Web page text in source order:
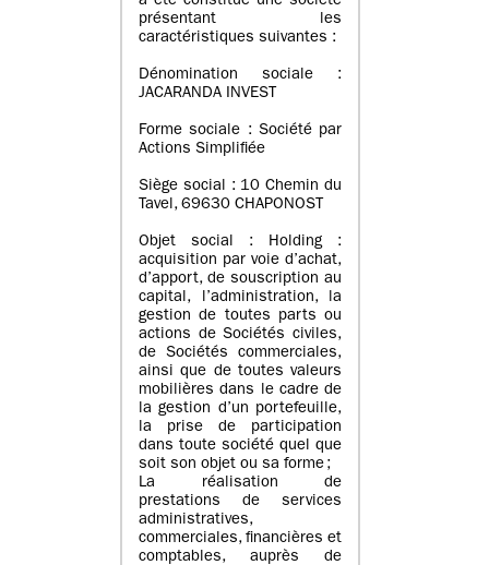
présentant les
caractéristiques suivantes :
Dénomination sociale :
JACARANDA INVEST
Forme sociale : Société par
Actions Simplifiée
Siège social : 10 Chemin du
Tavel, 69630 CHAPONOST
Objet social : Holding :
acquisition par voie d’achat,
d’apport, de souscription au
capital, l’administration, la
gestion de toutes parts ou
actions de Sociétés civiles,
de Sociétés commerciales,
ainsi que de toutes valeurs
mobilières dans le cadre de
la gestion d’un portefeuille,
la prise de participation
dans toute société quel que
soit son objet ou sa forme ;
La réalisation de
prestations de services
administratives,
commerciales, financières et
comptables, auprès de